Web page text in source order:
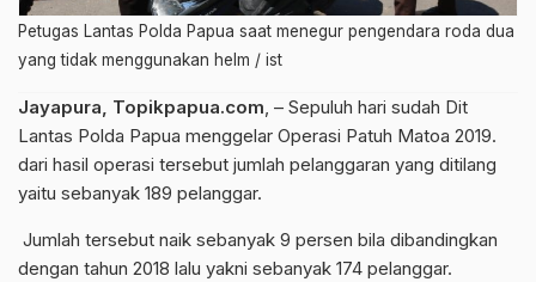
Petugas Lantas Polda Papua saat menegur pengendara roda dua
yang tidak menggunakan helm / ist
Jayapura, Topikpapua.com, – Sepuluh hari sudah Dit
Lantas Polda Papua menggelar Operasi Patuh Matoa 2019.
dari hasil operasi tersebut jumlah pelanggaran yang ditilang
yaitu sebanyak 189 pelanggar.
Jumlah tersebut naik sebanyak 9 persen bila dibandingkan
dengan tahun 2018 lalu yakni sebanyak 174 pelanggar.